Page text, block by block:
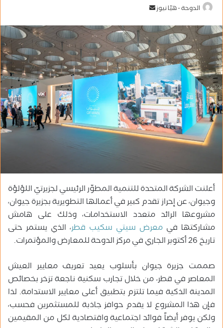
الدوحة - هيّا نيوز
س
ل
ب
ر
د
ا
إ
ل
ك
ر
و
ن
ي
ا
أعلنت الشركة المتحدة للتنمية المطوّر الرئيسي لجزيرتيّ اللؤلؤة
وجيوان، عن إحراز تقدم كبير في أعمالها التطويرية بجزيرة جيوان،
مشروعها الرائد متعدد الاستخدامات، وذلك على هامش
مشاركتها في معرض سيتي سكيب قطر، الذي يستمر حتى
تاريخ 26 أكتوبر الجاري في مركز الدوحة للمعارض والمؤتمرات.
صممت جزيرة جيوان بأسلوب يعيد تعريف معايير العيش
المعاصر في قطر، من خلال تجارب سكنية ناجعة تزخر بخصائص
المدينة الذكية فيما تلتزم بتطبيق أعلى معايير الاستدامة. لذا
فإن هذا المشروع لا يقدم حوافز جاذبة للمستثمرين فحسب،
ولكن يوفر أيضاً فوائد اجتماعية واقتصادية لكل من المقيمين